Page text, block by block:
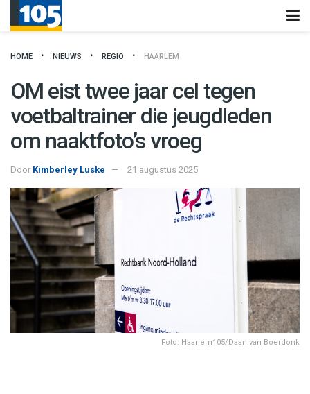
HOME NIEUWS REGIO HAARLEM
OM eist twee jaar cel tegen
voetbaltrainer die jeugdleden
om naaktfoto’s vroeg
Door Kimberley Luske 21 augustus 2025
Foto: Haarlem105/Daan van Boerdonk